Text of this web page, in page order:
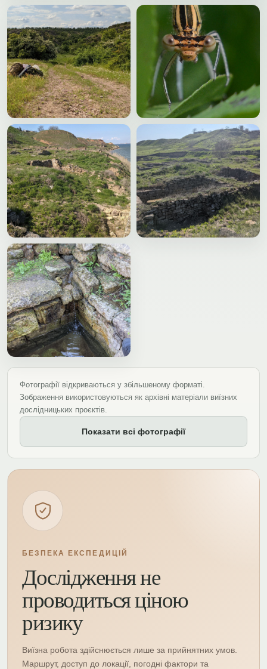
Фотографії відкриваються у збільшеному форматі.
Зображення використовуються як архівні матеріали виїзних
дослідницьких проєктів.
Показати всі фотографії
БЕЗПЕКА ЕКСПЕДИЦІЙ
Дослідження не
проводиться ціною
ризику
Виїзна робота здійснюється лише за прийнятних умов.
Маршрут, доступ до локації, погодні фактори та